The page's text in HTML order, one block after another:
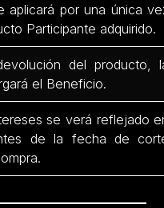
aplicará por una única
Participante adquirido.
del producto,
el Beneficio.
se verá reflejado
de la fecha de